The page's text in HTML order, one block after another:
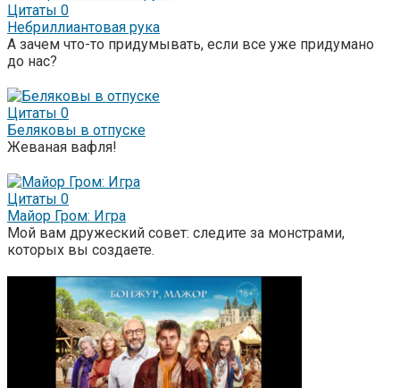
Цитаты 0
Небриллиантовая рука
А зачем что-то придумывать, если все уже придумано
до нас?
Цитаты 0
Беляковы в отпуске
Жеваная вафля!
Цитаты 0
Майор Гром: Игра
Мой вам дружеский совет: следите за монстрами,
которых вы создаете.